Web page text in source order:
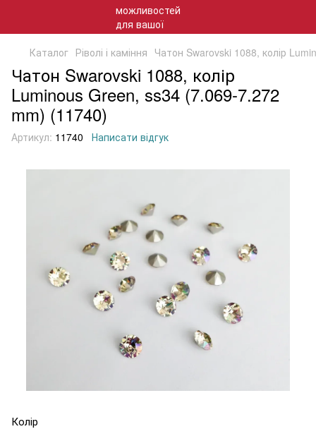
Каталог Ріволі і каміння Чатон Swarovski 1088, колір
Чатон Swarovski 1088, колір
Luminous Green, ss34 (7.069-7.272
mm) (11740)
Артикул: 11740 Написати відгук
Колір